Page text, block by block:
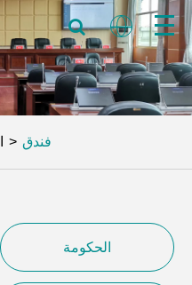
فندق
الحكومة